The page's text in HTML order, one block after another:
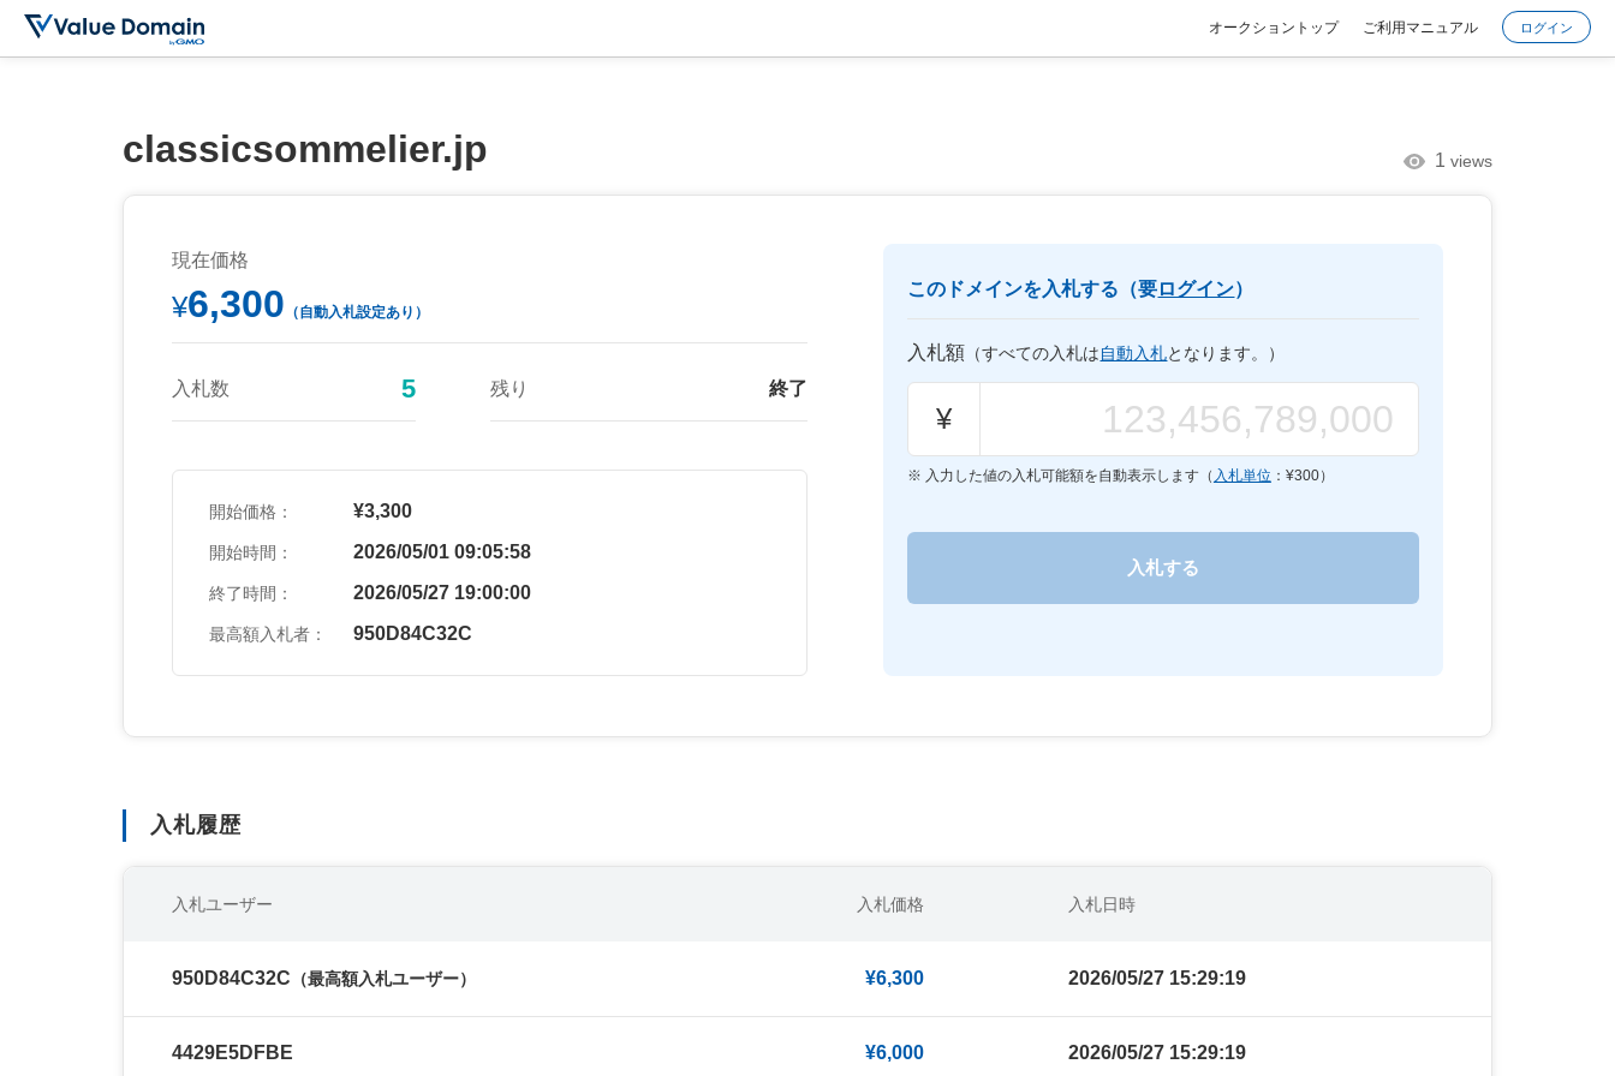
オークショントップ ご利用マニュアル ログイン
classicsommelier.jp 1 views
現在価格
¥6,300 （自動入札設定あり）
入札数 5 残り 終了
開始価格： ¥3,300
開始時間： 2026/05/01 09:05:58
終了時間： 2026/05/27 19:00:00
最高額入札者： 950D84C32C
このドメインを入札する（要ログイン）
入札額 （すべての入札は自動入札となります。）
¥
入力した値の入札可能額を自動表示します（ 入札単位 ：¥300）
入札履歴
入札ユーザー 入札価格 入札日時
950D84C32C （最高額入札ユーザー） ¥6,300 2026/05/27 15:29:19
4429E5DFBE ¥6,000 2026/05/27 15:29:19